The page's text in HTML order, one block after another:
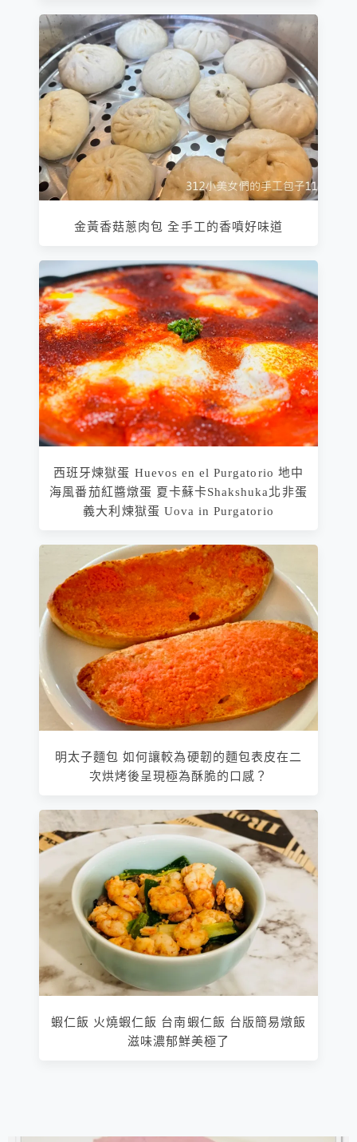
金黃香菇蔥肉包 全手工的香噴好味道
西班牙煉獄蛋 Huevos en el Purgatorio 地中
海風番茄紅醬燉蛋 夏卡蘇卡Shakshuka北非蛋
義大利煉獄蛋 Uova in Purgatorio
明太子麵包 如何讓較為硬韌的麵包表皮在二
次烘烤後呈現極為酥脆的口感？
蝦仁飯 火燒蝦仁飯 台南蝦仁飯 台版簡易燉飯
滋味濃郁鮮美極了